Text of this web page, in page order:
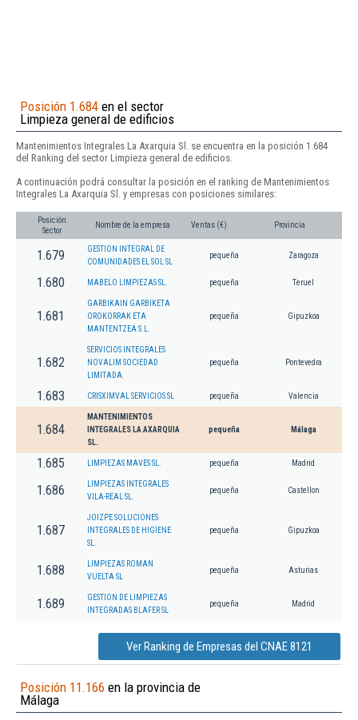
Posición 1.684 en el sector
Limpieza general de edificios
Mantenimientos Integrales La Axarquia Sl. se encuentra en la posición 1.684
del Ranking del sector Limpieza general de edificios.
A continuación podrá consultar la posición en el ranking de Mantenimientos
Integrales La Axarquia Sl. y empresas con posiciones similares:
Posición
Sector
Nombre de la empresa Ventas (€) Provincia
1.679
GESTION INTEGRAL DE
COMUNIDADES EL SOL SL
pequeña Zaragoza
1.680 MABELO LIMPIEZAS SL. pequeña Teruel
1.681
GARBIKAIN GARBIKETA
OROKORRAK ETA
MANTENTZEA S.L.
pequeña Gipuzkoa
1.682
SERVICIOS INTEGRALES
NOVALIM SOCIEDAD
LIMITADA.
pequeña Pontevedra
1.683 CRISXIMVAL SERVICIOS SL pequeña Valencia
1.684
MANTENIMIENTOS
INTEGRALES LA AXARQUIA
SL.
pequeña Málaga
1.685 LIMPIEZAS MAVES SL. pequeña Madrid
1.686
LIMPIEZAS INTEGRALES
VILA-REAL SL.
pequeña Castellon
1.687
JOIZPE SOLUCIONES
INTEGRALES DE HIGIENE
SL.
pequeña Gipuzkoa
1.688
LIMPIEZAS ROMAN
VUELTA SL
pequeña Asturias
1.689
GESTION DE LIMPIEZAS
INTEGRADAS BLAFER SL
pequeña Madrid
Ver Ranking de Empresas del CNAE 8121
Posición 11.166 en la provincia de
Málaga